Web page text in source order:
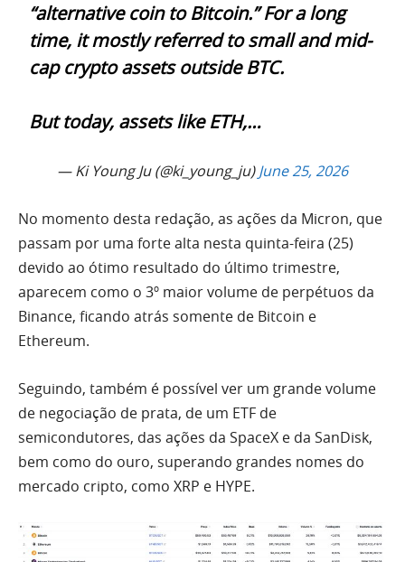
“alternative coin to Bitcoin.” For a long
time, it mostly referred to small and mid-
cap crypto assets outside BTC.
But today, assets like ETH,…
— Ki Young Ju (@ki_young_ju)June 25, 2026
No momento desta redação, as ações da Micron, que
passam por uma forte alta nesta quinta-feira (25)
devido ao ótimo resultado do último trimestre,
aparecem como o 3º maior volume de perpétuos da
Binance, ficando atrás somente de Bitcoin e
Ethereum.
Seguindo, também é possível ver um grande volume
de negociação de prata, de um ETF de
semicondutores, das ações da SpaceX e da SanDisk,
bem como do ouro, superando grandes nomes do
mercado cripto, como XRP e HYPE.